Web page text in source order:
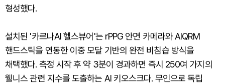
형성했다.
설치된 '카르나AI 헬스뷰어'는 rPPG 안면 카메라와 AIQRM
핸드스틱을 연동한 이중 모달 기반의 완전 비침습 방식을
채택했다. 측정 시작 후 약 3분이 경과하면 즉시 250여 가지의
웰니스 관련 지수를 도출하는 AI 키오스크다. 무인으로 독립